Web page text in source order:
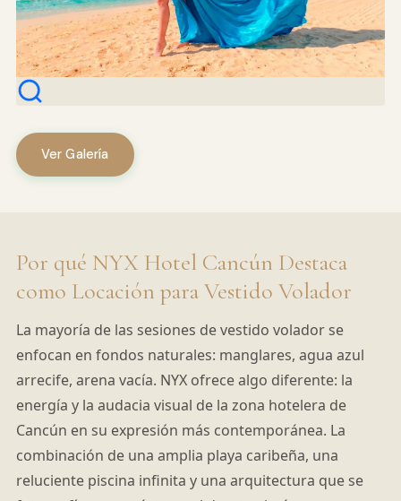
Ver Galería
Por qué NYX Hotel Cancún Destaca
como Locación para Vestido Volador
La mayoría de las sesiones de vestido volador se
enfocan en fondos naturales: manglares, agua azul
arrecife, arena vacía. NYX ofrece algo diferente: la
energía y la audacia visual de la zona hotelera de
Cancún en su expresión más contemporánea. La
combinación de una amplia playa caribeña, una
reluciente piscina infinita y una arquitectura que se